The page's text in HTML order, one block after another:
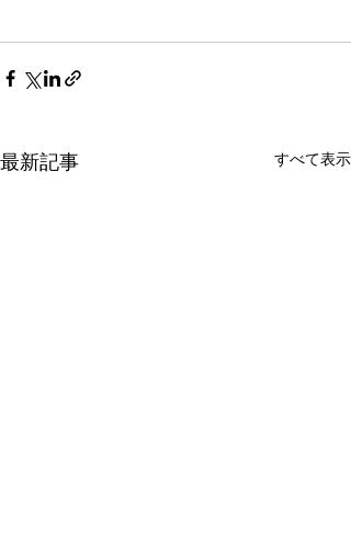
最新記事 すべて表示